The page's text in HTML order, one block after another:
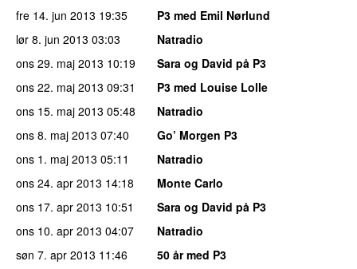
fre 14. jun 2013 19:35
P3 med Emil Nørlund
lør 8. jun 2013 03:03
Natradio
ons 29. maj 2013 10:19
Sara og David på P3
ons 22. maj 2013 09:31
P3 med Louise Lolle
ons 15. maj 2013 05:48
Natradio
ons 8. maj 2013 07:40
Go’ Morgen P3
ons 1. maj 2013 05:11
Natradio
ons 24. apr 2013 14:18
Monte Carlo
ons 17. apr 2013 10:51
Sara og David på P3
ons 10. apr 2013 04:07
Natradio
søn 7. apr 2013 11:46
50 år med P3